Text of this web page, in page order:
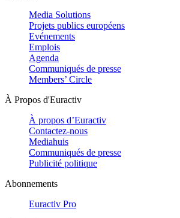
Media Solutions
Projets publics européens
Evénements
Emplois
Agenda
Communiqués de presse
Members’ Circle
À Propos d'Euractiv
À propos d’Euractiv
Contactez-nous
Mediahuis
Communiqués de presse
Publicité politique
Abonnements
Euractiv Pro